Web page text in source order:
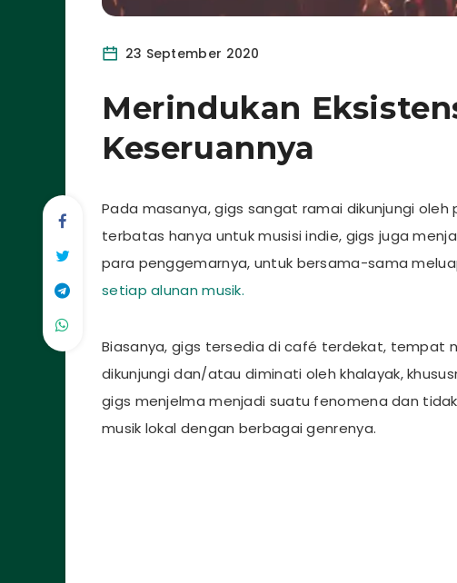
23 September 2020
Merindukan
Keseruannya
Pada masanya, gigs sangat ramai dikunjungi
terbatas hanya untuk musisi indie, gigs juga
para penggemarnya, untuk bersama-sama
setiap alunan musik.
Biasanya, gigs tersedia di café terdekat, tempat
dikunjungi dan/atau diminati oleh khalayak,
gigs menjelma menjadi suatu fenomena dan
musik lokal dengan berbagai genrenya.